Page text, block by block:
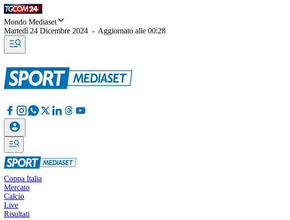
Mondo Mediaset
Martedì 24 Dicembre 2024 - Aggiornato alle 00:28
Coppa Italia
Mercato
Calcio
Live
Risultati